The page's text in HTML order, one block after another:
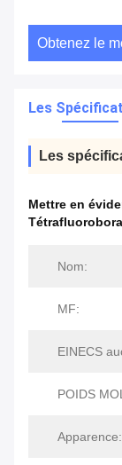
Obtenez le
Les
Les
Mettre en
Nom:
MF:
EINECS
POIDS
Apparence: